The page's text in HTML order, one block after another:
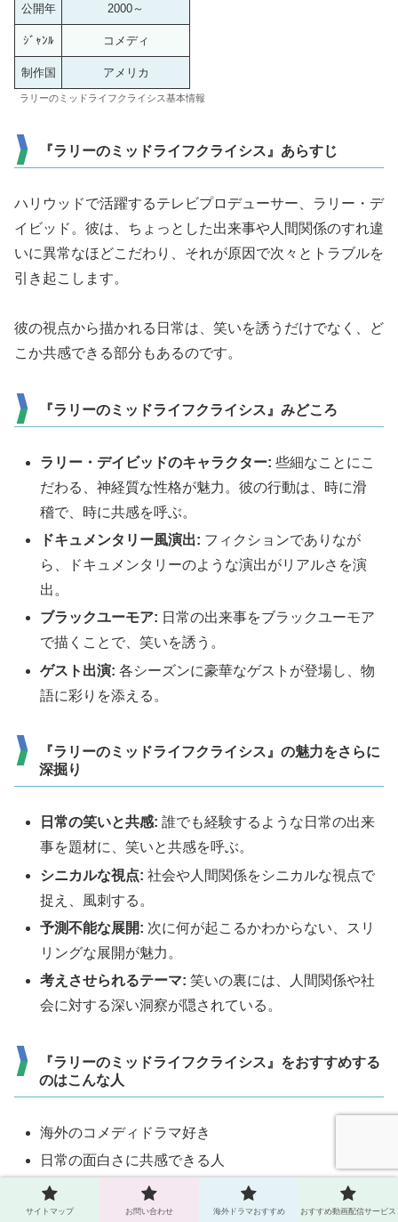
公開年 2000～
ｼﾞｬﾝﾙ コメディ
制作国 アメリカ
ラリーのミッドライフクライシス基本情報
『ラリーのミッドライフクライシス』あらすじ
ハリウッドで活躍するテレビプロデューサー、ラリー・デ
イビッド。彼は、ちょっとした出来事や人間関係のすれ違
いに異常なほどこだわり、それが原因で次々とトラブルを
引き起こします。
彼の視点から描かれる日常は、笑いを誘うだけでなく、ど
こか共感できる部分もあるのです。
『ラリーのミッドライフクライシス』みどころ
ラリー・デイビッドのキャラクター:些細なことにこ
だわる、神経質な性格が魅力。彼の行動は、時に滑
稽で、時に共感を呼ぶ。
ドキュメンタリー風演出: フィクションでありなが
ら、ドキュメンタリーのような演出がリアルさを演
出。
ブラックユーモア: 日常の出来事をブラックユーモア
で描くことで、笑いを誘う。
ゲスト出演:各シーズンに豪華なゲストが登場し、物
語に彩りを添える。
『ラリーのミッドライフクライシス』の魅力をさらに
深掘り
日常の笑いと共感: 誰でも経験するような日常の出来
事を題材に、笑いと共感を呼ぶ。
シニカルな視点: 社会や人間関係をシニカルな視点で
捉え、風刺する。
予測不能な展開: 次に何が起こるかわからない、スリ
リングな展開が魅力。
考えさせられるテーマ:笑いの裏には、人間関係や社
会に対する深い洞察が隠されている。
『ラリーのミッドライフクライシス』をおすすめする
のはこんな人
海外のコメディドラマ好き
日常の面白さに共感できる人
ブラックユーモアの笑いが好き
サイトマップ お問い合わせ 海外ドラマおすすめ おすすめ動画配信サービス